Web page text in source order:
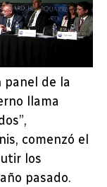
panel de la
llama
comenzó el
los
pasado.